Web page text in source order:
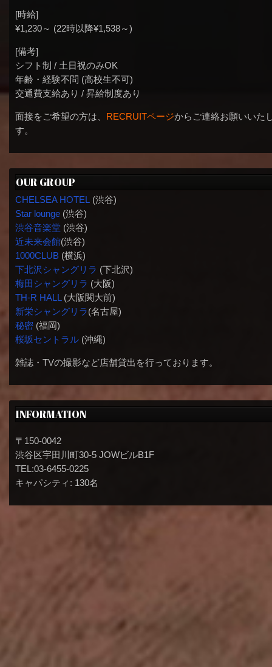
[時給]
¥1,230～ (22時以降¥1,538～)
[備考]
シフト制 / 土日祝のみOK
年齢・経験不問 (高校生不可)
交通費支給あり / 昇給制度あり
面接をご希望の方は、 RECRUITページからご連絡お願いいた
す。
OUR GROUP
CHELSEA HOTEL (渋谷)
Star lounge(渋谷)
渋谷音楽堂(渋谷)
近未来会館(渋谷)
1000CLUB(横浜)
下北沢シャングリラ (下北沢)
梅田シャングリラ (大阪)
TH-R HALL(大阪関大前)
新栄シャングリラ(名古屋)
秘密(福岡)
桜坂セントラル(沖縄)
雑誌・TVの撮影など店舗貸出を行っております。
INFORMATION
〒150-0042
渋谷区宇田川町30-5 JOWビルB1F
TEL:03-6455-0225
キャパシティ: 130名